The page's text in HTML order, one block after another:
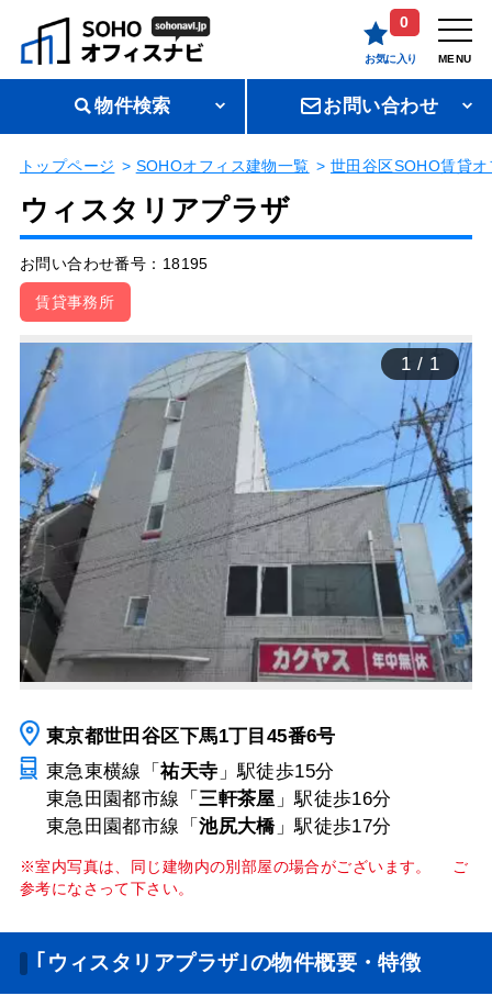
0
お気に入り MENU
物件検索 お問い合わせ
トップページ SOHOオフィス建物一覧 世田谷区SOHO賃貸オ
ウィスタリアプラザ
お問い合わせ番号：18195
賃貸事務所
1 / 1
東京都世田谷区下馬1丁目45番6号
東急東横線「祐天寺 」駅徒歩15分
東急田園都市線「 三軒茶屋 」駅徒歩16分
東急田園都市線「池尻大橋」駅徒歩17分
※室内写真は、同じ建物内の別部屋の場合がございます。 ご
参考になさって下さい。
｢ウィスタリアプラザ｣の物件概要・特徴